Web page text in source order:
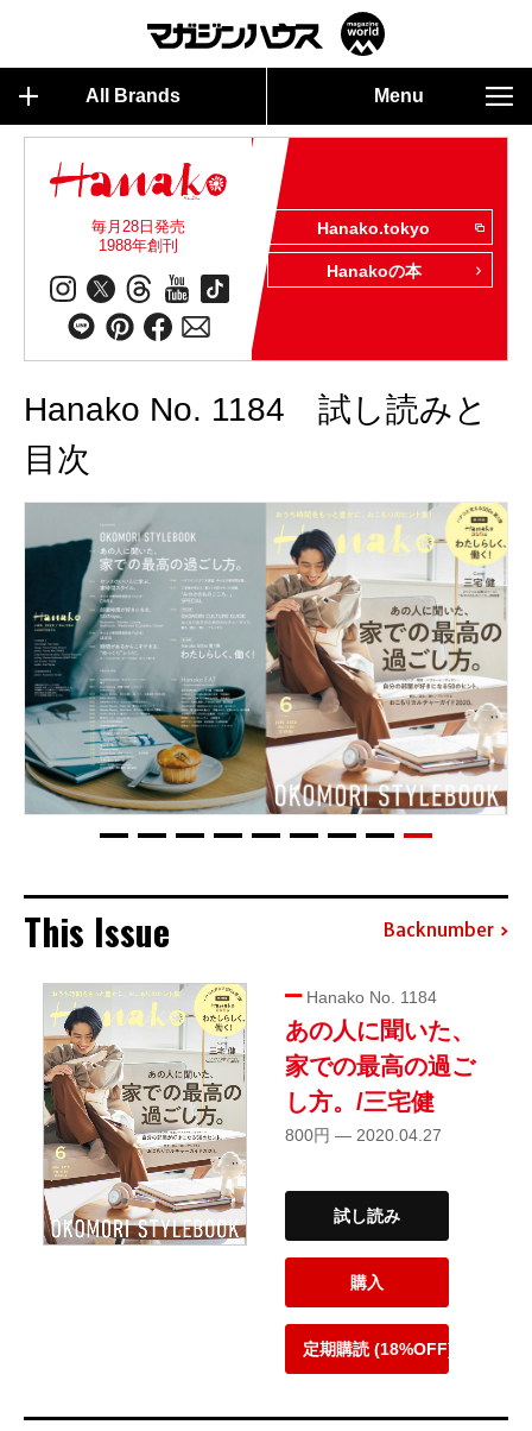
All Brands Menu
毎月28日発売
1988年創刊
Hanako.tokyo
Hanakoの本
Hanako No. 1184 試し読みと
目次
This Issue Backnumber
Hanako No. 1184
あの人に聞いた、
家での最高の過ご
し方。/三宅健
800円 — 2020.04.27
試し読み
購入
定期購読 (18%OFF)